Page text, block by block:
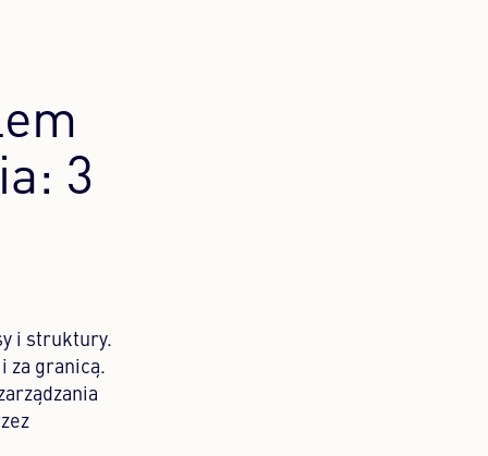
3
i struktury.
za granicą.